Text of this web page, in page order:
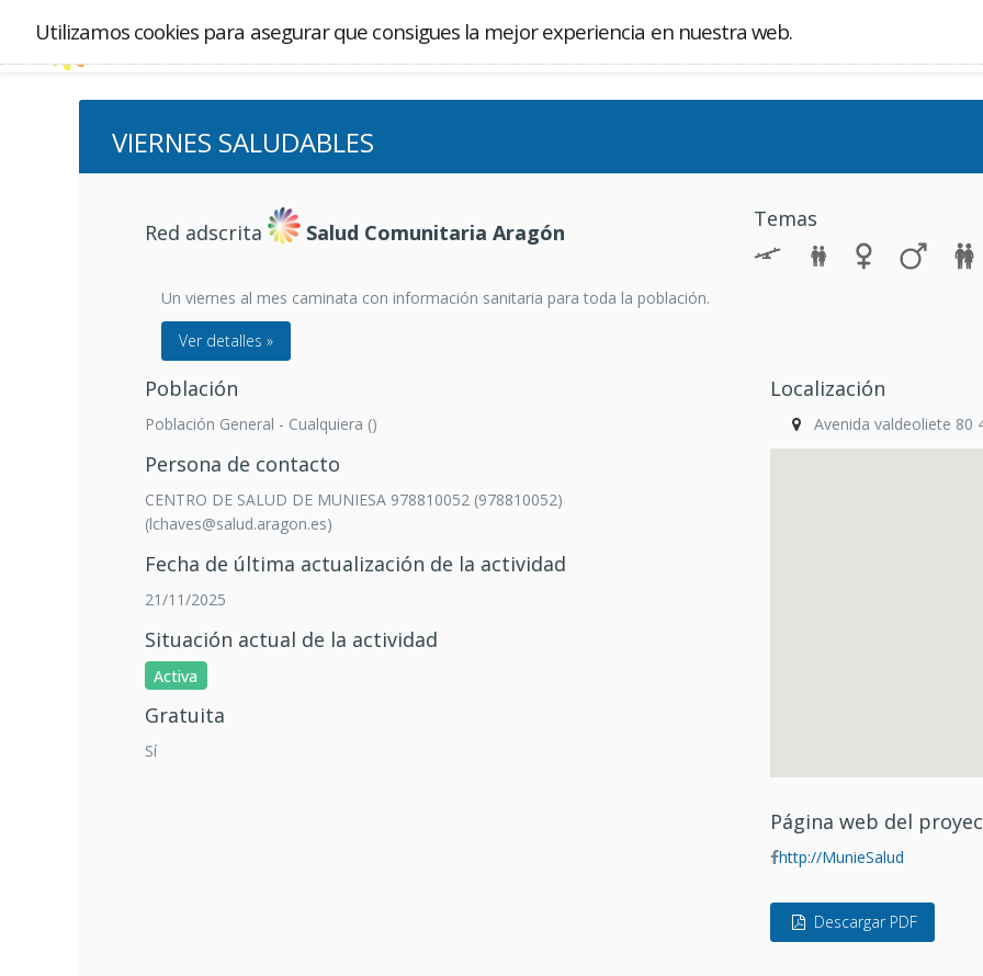
Utilizamos cookies para asegurar que consigues la mejor experiencia en nuestra web.
VIERNES SALUDABLES
Red adscrita Salud Comunitaria Aragón
Temas
Un viernes al mes caminata con información sanitaria para toda la población.
Ver detalles »
Población
Población General - Cualquiera ()
Persona de contacto
CENTRO DE SALUD DE MUNIESA 978810052 (978810052)
(lchaves@salud.aragon.es)
Fecha de última actualización de la actividad
21/11/2025
Situación actual de la actividad
Activa
Gratuita
Sí
Localización
Avenida valdeoliete 80
Página web del
http://MunieSalud
Descargar PDF